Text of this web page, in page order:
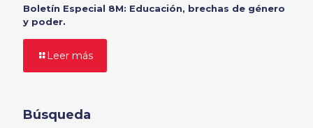
Boletín Especial 8M: Educación, brechas de género
y poder.
Leer más
Búsqueda